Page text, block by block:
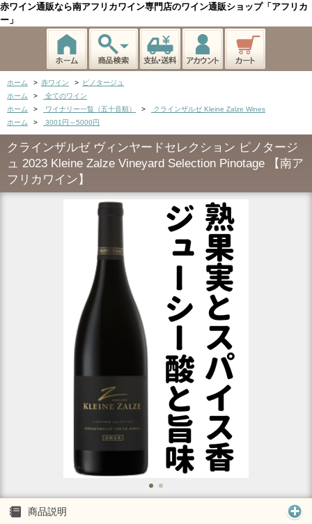
赤ワイン通販なら南アフリカワイン専門店のワイン通販ショップ「アフリカ
ー」
ホーム > 赤ワイン >
ピノタージュ
ホーム
>
全てのワイン
ホーム
> ワイナリー一覧（五十音順） >
クラインザルゼ Kleine Zalze Wines
ホーム
> 3001円～5000円
クラインザルゼ ヴィンヤードセレクション ピノタージ
ュ 2023 Kleine Zalze Vineyard Selection Pinotage 【南ア
フリカワイン】
商品説明